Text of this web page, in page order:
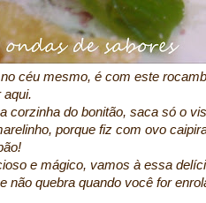
céu mesmo, é com este
aqui.
corzinha do bonitão, saca só o
porque fiz com ovo
e mágico, vamos à essa
não quebra quando você for